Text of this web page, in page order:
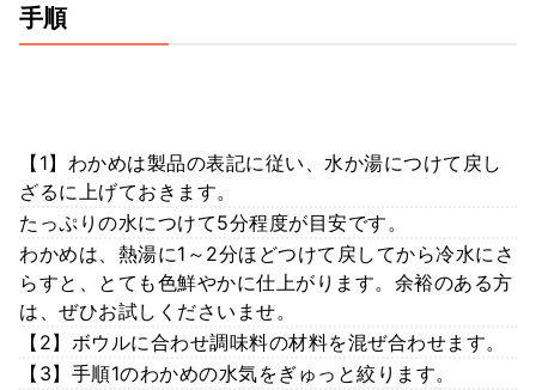
手順
【1】わかめは製品の表記に従い、水か湯につけて戻し
ざるに上げておきます。
たっぷりの水につけて5分程度が目安です。
わかめは、熱湯に1～2分ほどつけて戻してから冷水にさ
らすと、とても色鮮やかに仕上がります。余裕のある方
は、ぜひお試しくださいませ。
【2】ボウルに合わせ調味料の材料を混ぜ合わせます。
【3】手順1のわかめの水気をぎゅっと絞ります。